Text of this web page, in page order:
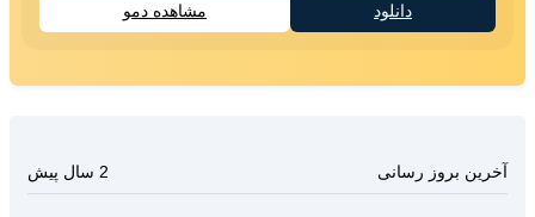
دانلود مشاهده دمو
آخرین بروز رسانی 2 سال پیش